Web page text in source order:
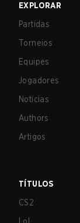
EXPLORAR
Partidas
Torneios
Equipes
Jogadores
Notícias
Authors
Artigos
TÍTULOS
CS2